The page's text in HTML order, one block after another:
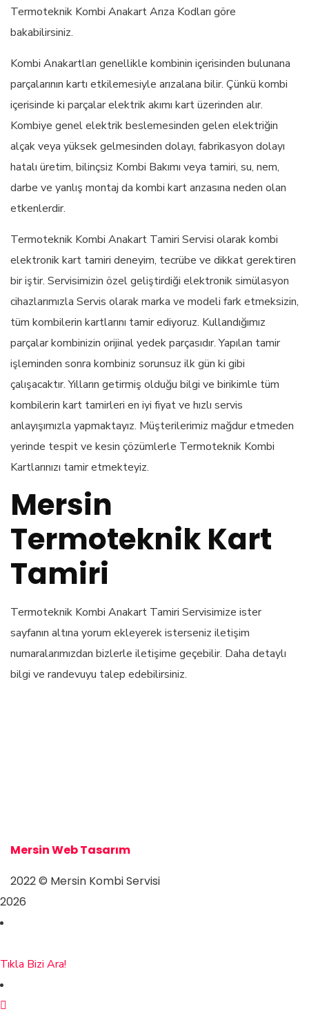
Termoteknik Kombi Anakart Arıza Kodları göre
bakabilirsiniz.
Kombi Anakartları genellikle kombinin içerisinden bulunana
parçalarının kartı etkilemesiyle arızalana bilir. Çünkü kombi
içerisinde ki parçalar elektrik akımı kart üzerinden alır.
Kombiye genel elektrik beslemesinden gelen elektriğin
alçak veya yüksek gelmesinden dolayı, fabrikasyon dolayı
hatalı üretim, bilinçsiz Kombi Bakımı veya tamiri, su, nem,
darbe ve yanlış montaj da kombi kart arızasına neden olan
etkenlerdir.
Termoteknik Kombi Anakart Tamiri Servisi olarak kombi
elektronik kart tamiri deneyim, tecrübe ve dikkat gerektiren
bir iştir. Servisimizin özel geliştirdiği elektronik simülasyon
cihazlarımızla Servis olarak marka ve modeli fark etmeksizin,
tüm kombilerin kartlarını tamir ediyoruz. Kullandığımız
parçalar kombinizin orijinal yedek parçasıdır. Yapılan tamir
işleminden sonra kombiniz sorunsuz ilk gün ki gibi
çalışacaktır. Yılların getirmiş olduğu bilgi ve birikimle tüm
kombilerin kart tamirleri en iyi fiyat ve hızlı servis
anlayışımızla yapmaktayız. Müşterilerimiz mağdur etmeden
yerinde tespit ve kesin çözümlerle Termoteknik Kombi
Kartlarınızı tamir etmekteyiz.
Mersin
Termoteknik Kart
Tamiri
Termoteknik Kombi Anakart Tamiri Servisimize ister
sayfanın altına yorum ekleyerek isterseniz iletişim
numaralarımızdan bizlerle iletişime geçebilir. Daha detaylı
bilgi ve randevuyu talep edebilirsiniz.
Mersin Web Tasarım
2022© Mersin Kombi Servisi
2026
Tıkla Bizi Ara!